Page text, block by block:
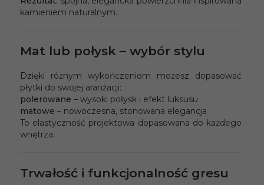
kamieniem naturalnym.
Mat lub połysk – wybór stylu
Dzięki różnym wykończeniom możesz dopasować
płytki do swojej aranżacji:
polerowane – wysoki połysk i efekt luksusu
matowe – nowoczesna, stonowana elegancja
To elastyczność projektowa dopasowana do każdego
wnętrza.
Trwałość i funkcjonalność gresu